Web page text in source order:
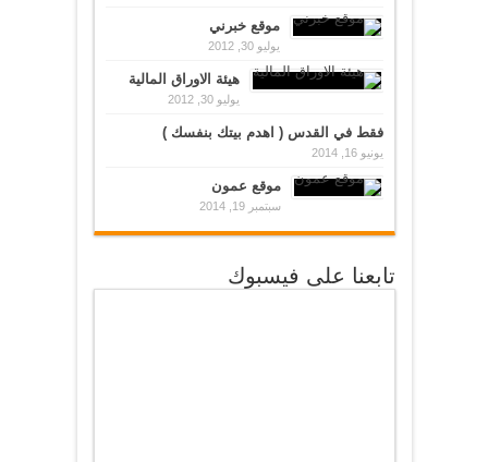
موقع خبرني
يوليو 30, 2012
هيئة الاوراق المالية
يوليو 30, 2012
فقط في القدس ( اهدم بيتك بنفسك )
يونيو 16, 2014
موقع عمون
سبتمبر 19, 2014
تابعنا على فيسبوك